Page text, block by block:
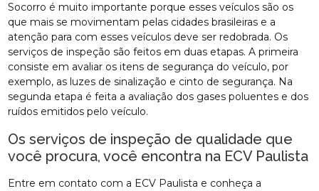
Socorro é muito importante porque esses veículos são os
que mais se movimentam pelas cidades brasileiras e a
atenção para com esses veículos deve ser redobrada. Os
serviços de inspeção são feitos em duas etapas. A primeira
consiste em avaliar os itens de segurança do veículo, por
exemplo, as luzes de sinalização e cinto de segurança. Na
segunda etapa é feita a avaliação dos gases poluentes e dos
ruídos emitidos pelo veículo.
Os serviços de inspeção de qualidade que
você procura, você encontra na ECV Paulista
Entre em contato com a ECV Paulista e conheça a